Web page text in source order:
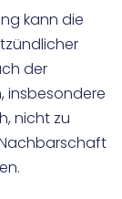
kann die
der
insbesondere
nicht zu